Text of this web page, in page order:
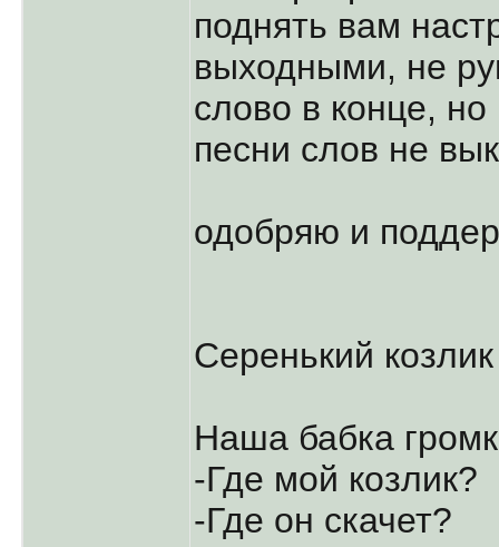
поднять вам
выходными, не
слово в конце, но
песни слов не
одобряю и
Серенький козлик
Наша бабка
-Где мой козлик?
-Где он скачет?